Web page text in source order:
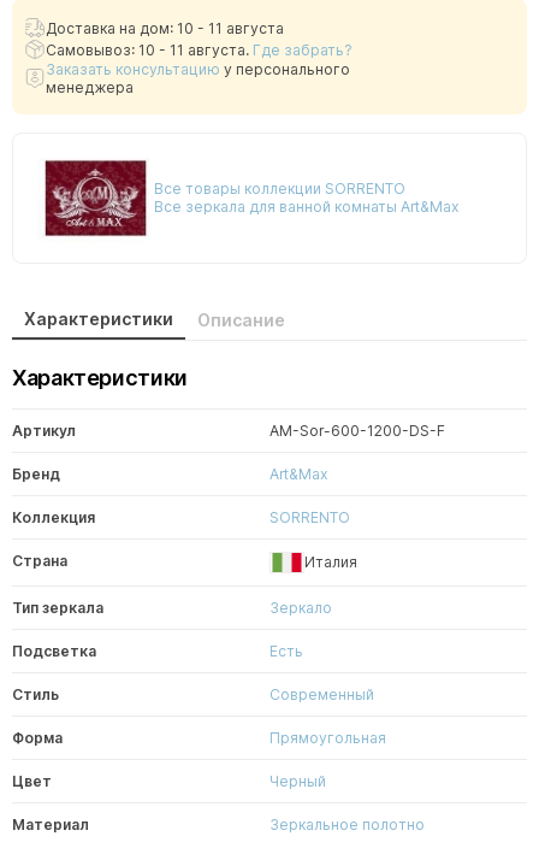
Доставка на дом: 10 - 11 августа
Самовывоз: 10 - 11 августа. Где забрать?
Заказать консультацию у персонального
менеджера
Все товары коллекции SORRENTO
Все зеркала для ванной комнаты Art&Max
Характеристики Описание
Характеристики
Артикул AM-Sor-600-1200-DS-F
Бренд Art&Max
Коллекция SORRENTO
Страна Италия
Тип зеркала Зеркало
Подсветка Есть
Стиль Современный
Форма Прямоугольная
Цвет Черный
Материал Зеркальное полотно